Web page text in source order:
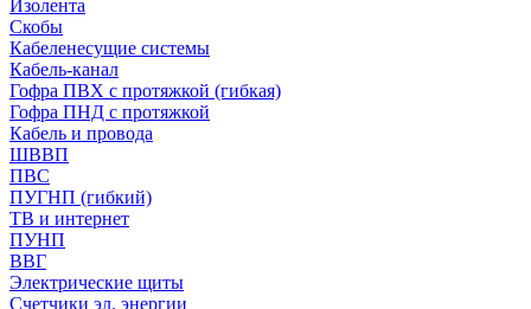
Изолента
Скобы
Кабеленесущие системы
Кабель-канал
Гофра ПВХ с протяжкой (гибкая)
Гофра ПНД с протяжкой
Кабель и провода
ШВВП
ПВС
ПУГНП (гибкий)
ТВ и интернет
ПУНП
ВВГ
Электрические щиты
Счетчики эл. энергии